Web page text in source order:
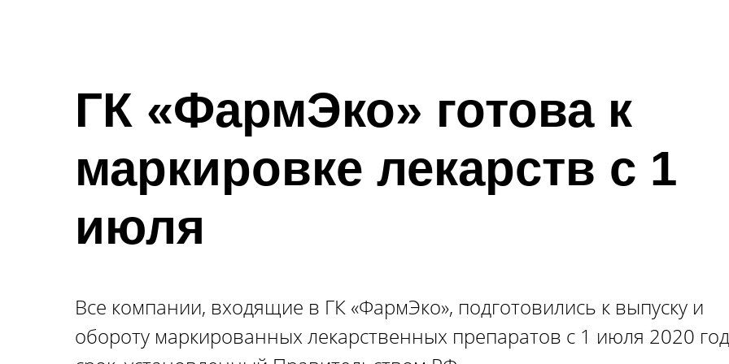
ГК «ФармЭко» готова к
маркировке лекарств с 1
июля
Все компании, входящие в ГК «ФармЭко», подготовились к выпуску и
обороту маркированных лекарственных препаратов с 1 июля 2020